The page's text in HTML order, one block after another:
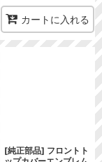
カートに入れる
[純正部品] フロントト